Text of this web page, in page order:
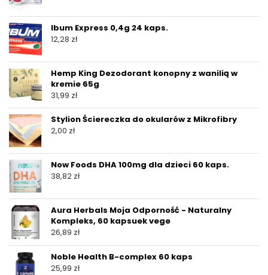
Ibum Express 0,4g 24 kaps.
12,28 zł
Hemp King Dezodorant konopny z wanilią w
kremie 65g
31,99 zł
Stylion Ściereczka do okularów z Mikrofibry
2,00 zł
Now Foods DHA 100mg dla dzieci 60 kaps.
38,82 zł
Aura Herbals Moja Odporność - Naturalny
Kompleks, 60 kapsuek vege
26,89 zł
Noble Health B-complex 60 kaps
25,99 zł